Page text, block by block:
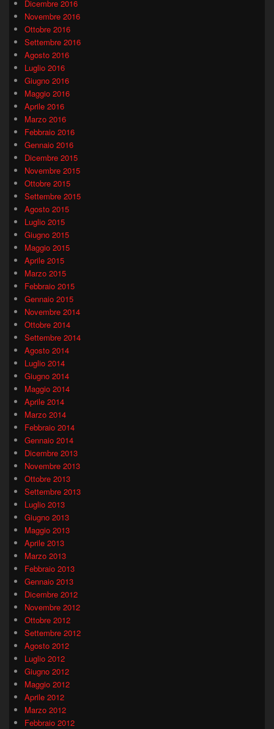
Dicembre 2016
Novembre 2016
Ottobre 2016
Settembre 2016
Agosto 2016
Luglio 2016
Giugno 2016
Maggio 2016
Aprile 2016
Marzo 2016
Febbraio 2016
Gennaio 2016
Dicembre 2015
Novembre 2015
Ottobre 2015
Settembre 2015
Agosto 2015
Luglio 2015
Giugno 2015
Maggio 2015
Aprile 2015
Marzo 2015
Febbraio 2015
Gennaio 2015
Novembre 2014
Ottobre 2014
Settembre 2014
Agosto 2014
Luglio 2014
Giugno 2014
Maggio 2014
Aprile 2014
Marzo 2014
Febbraio 2014
Gennaio 2014
Dicembre 2013
Novembre 2013
Ottobre 2013
Settembre 2013
Luglio 2013
Giugno 2013
Maggio 2013
Aprile 2013
Marzo 2013
Febbraio 2013
Gennaio 2013
Dicembre 2012
Novembre 2012
Ottobre 2012
Settembre 2012
Agosto 2012
Luglio 2012
Giugno 2012
Maggio 2012
Aprile 2012
Marzo 2012
Febbraio 2012